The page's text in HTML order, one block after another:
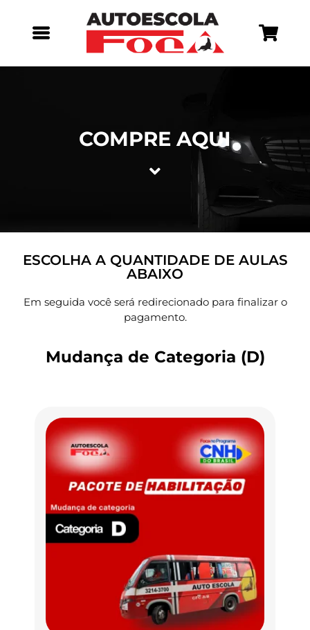
COMPRE AQUI
ESCOLHA A QUANTIDADE DE AULAS
ABAIXO
Em seguida você será redirecionado para finalizar o
pagamento.
Mudança de Categoria (D)